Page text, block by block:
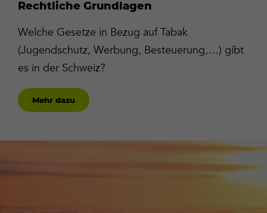
Rechtliche Grundlagen
Welche Gesetze in Bezug auf Tabak
(Jugendschutz, Werbung, Besteuerung,…) gibt
es in der Schweiz?
Mehr dazu